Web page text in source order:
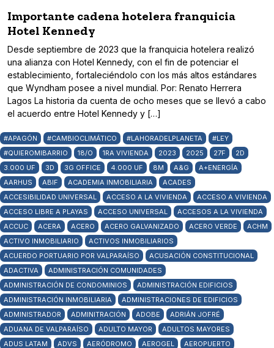
Importante cadena hotelera franquicia
Hotel Kennedy
Desde septiembre de 2023 que la franquicia hotelera realizó
una alianza con Hotel Kennedy, con el fin de potenciar el
establecimiento, fortaleciéndolo con los más altos estándares
que Wyndham posee a nivel mundial. Por: Renato Herrera
Lagos La historia da cuenta de ocho meses que se llevó a cabo
el acuerdo entre Hotel Kennedy y […]
#APAGÓN #CAMBIOCLIMÁTICO #LAHORADELPLANETA
#LEY
#QUIEROMIBARRIO
18/O 1RA VIVIENDA 2023 2025 27F
2D
3.000 UF
3D 3G OFFICE 4.000 UF 8M A&G
A+ENERGÍA
AARHUS
ABIF ACADEMIA INMOBILIARIA
ACADES
ACCESIBILIDAD UNIVERSAL
ACCESO A LA VIVIENDA
ACCESO A VIVIENDA
ACCESO LIBRE A PLAYAS
ACCESO UNIVERSAL
ACCESOS A LA VIVIENDA
ACCUC
ACERA ACERO ACERO GALVANIZADO ACERO VERDE
ACHM
ACTIVO INMOBILIARIO
ACTIVOS INMOBILIARIOS
ACUERDO PORTUARIO POR VALPARAÍSO
ACUSACIÓN CONSTITUCIONAL
ADACTIVA
ADMINISTRACIÓN COMUNIDADES
ADMINISTRACIÓN DE CONDOMINIOS
ADMINISTRACIÓN EDIFICIOS
ADMINISTRACIÓN INMOBILIARIA
ADMINISTRACIONES DE EDIFICIOS
ADMINISTRADOR
ADMINITRACIÓN ADOBE
ADRIÁN JOFRÉ
ADUANA DE VALPARAÍSO
ADULTO MAYOR
ADULTOS MAYORES
ADUS LATAM
ADVS AERÓDROMO AEROGEL
AEROPUERTO